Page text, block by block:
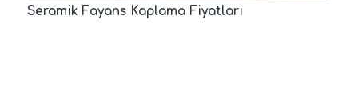
Seramik Fayans Kaplama Fiyatları